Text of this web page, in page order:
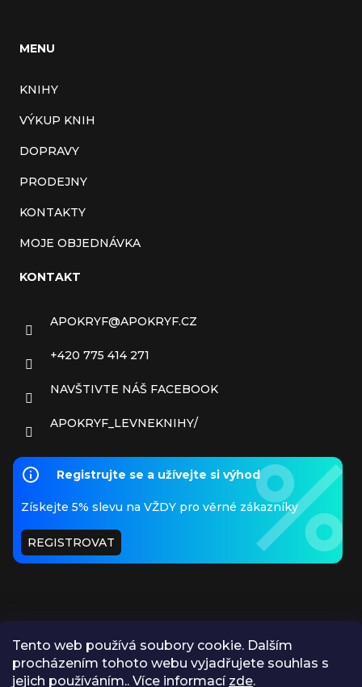
Tento web používá soubory cookie. Dalším
procházením tohoto webu vyjadřujete souhlas s
jejich používáním.. Více informací zde.
MENU
KNIHY
VÝKUP KNIH
DOPRAVY
PRODEJNY
KONTAKTY
MOJE OBJEDNÁVKA
KONTAKT
APOKRYF@APOKRYF.CZ
+420 775 414 271
NAVŠTIVTE NÁŠ FACEBOOK
APOKRYF_LEVNEKNIHY/
Registrujte se a užívejte si výhod
Získejte 5% slevu na VŽDY pro věrné zákazníky
REGISTROVAT
PŘIJÍMÁME ONLINE PLATBY